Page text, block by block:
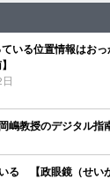
ている位置情報はお
教授のデジタル指
る 【政眼鏡（せい